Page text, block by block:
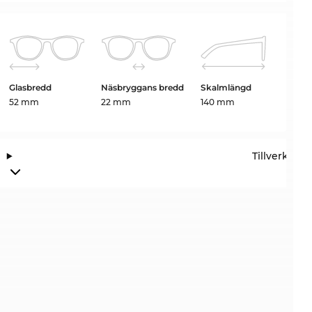
Glasbredd
52 mm
Näsbryggans bredd
22 mm
Skalmlängd
140 mm